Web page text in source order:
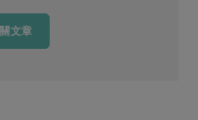
文章